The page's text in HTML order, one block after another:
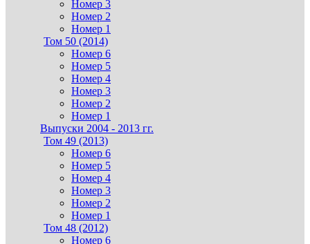
Номер 3
Номер 2
Номер 1
Том 50 (2014)
Номер 6
Номер 5
Номер 4
Номер 3
Номер 2
Номер 1
Выпуски 2004 - 2013 гг.
Том 49 (2013)
Номер 6
Номер 5
Номер 4
Номер 3
Номер 2
Номер 1
Том 48 (2012)
Номер 6